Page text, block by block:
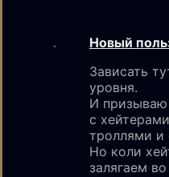
Новый
Зависать
уровня.
И призываю
с
троллями и
Но коли
залягаем